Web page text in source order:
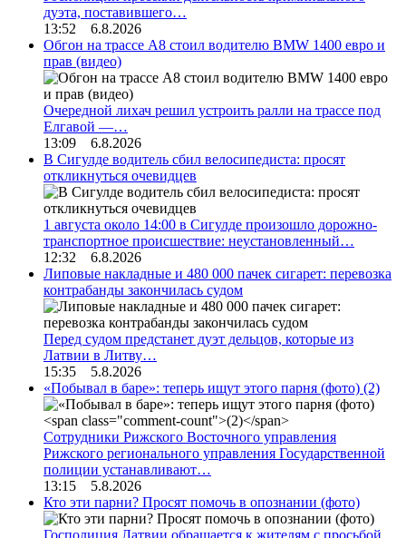
дуэта, поставившего…
13:52 6.8.2026
Обгон на трассе А8 стоил водителю BMW 1400 евро и
прав (видео)
Очередной лихач решил устроить ралли на трассе под
Елгавой —…
13:09 6.8.2026
В Сигулде водитель сбил велосипедиста: просят
откликнуться очевидцев
1 августа около 14:00 в Сигулде произошло дорожно-
транспортное происшествие: неустановленный…
12:32 6.8.2026
Липовые накладные и 480 000 пачек сигарет: перевозка
контрабанды закончилась судом
Перед судом предстанет дуэт дельцов, которые из
Латвии в Литву…
15:35 5.8.2026
«Побывал в баре»: теперь ищут этого парня (фото) (2)
Сотрудники Рижского Восточного управления
Рижского регионального управления Государственной
полиции устанавливают…
13:15 5.8.2026
Кто эти парни? Просят помочь в опознании (фото)
Госполиция Латвии обращается к жителям с просьбой